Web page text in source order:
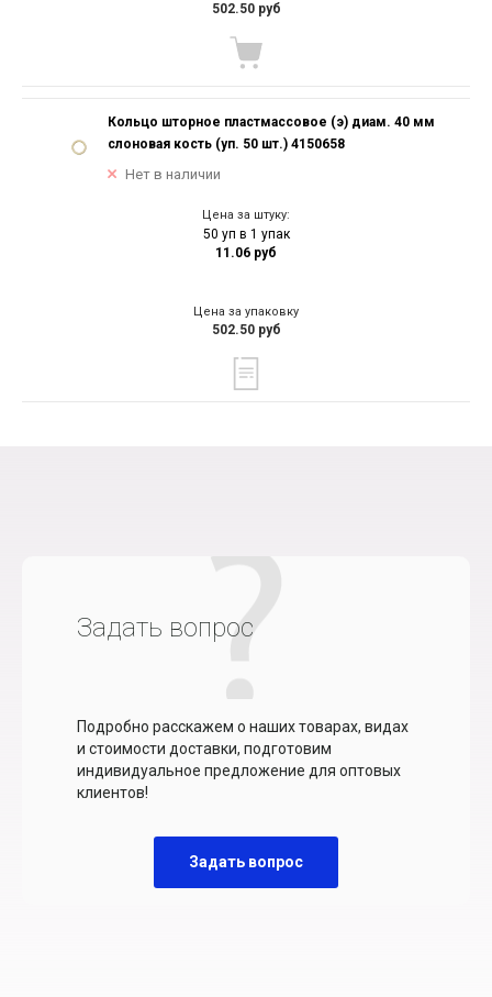
502.50 руб
Кольцо шторное пластмассовое (э) диам. 40 мм
слоновая кость (уп. 50 шт.) 4150658
Нет в наличии
Цена за штуку:
50 уп в 1 упак
11.06 руб
Цена за упаковку
502.50 руб
Задать вопрос
Подробно расскажем о наших товарах, видах
и стоимости доставки, подготовим
индивидуальное предложение для оптовых
клиентов!
Задать вопрос